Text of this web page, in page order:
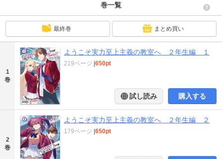
巻一覧
最終巻 まとめ買い
1
巻
ようこそ実力至上主義の教室へ ２年生編 １
219ページ |650pt
試し読み 購入する
2
巻
ようこそ実力至上主義の教室へ ２年生編 ２
179ページ |650pt